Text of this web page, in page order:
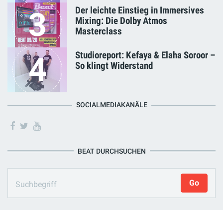
3
Der leichte Einstieg in Immersives
Mixing: Die Dolby Atmos
Masterclass
4
Studioreport: Kefaya & Elaha Soroor –
So klingt Widerstand
SOCIALMEDIAKANÄLE
BEAT DURCHSUCHEN